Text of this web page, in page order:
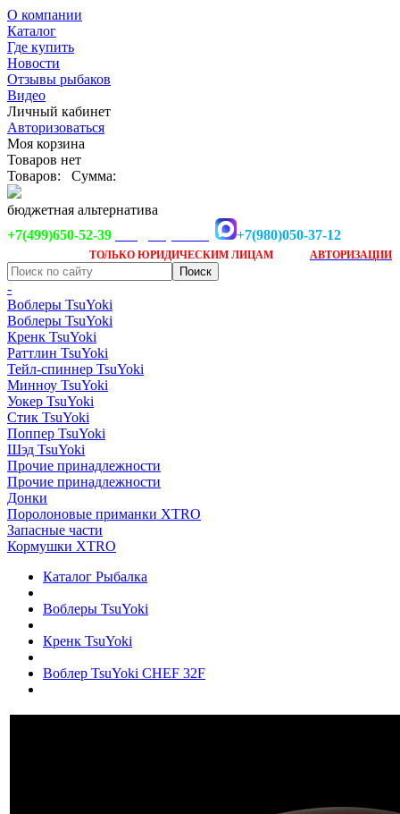
О компании
Каталог
Где купить
Новости
Отзывы рыбаков
Видео
Личный кабинет
Авторизоваться
Моя корзина
Товаров нет
Товаров:
Сумма:
бюджетная альтернатива
+7(499)650-52-39
+7(980)050-37-12
ТОЛЬКО ЮРИДИЧЕСКИМ ЛИЦАМ АВТОРИЗАЦИИ
-
Воблеры TsuYoki
Воблеры TsuYoki
Кренк TsuYoki
Раттлин TsuYoki
Тейл-спиннер TsuYoki
Минноу TsuYoki
Уокер TsuYoki
Стик TsuYoki
Поппер TsuYoki
Шэд TsuYoki
Прочие принадлежности
Прочие принадлежности
Донки
Поролоновые приманки XTRO
Запасные части
Кормушки XTRO
Каталог Рыбалка
Воблеры TsuYoki
Кренк TsuYoki
Воблер TsuYoki CHEF 32F